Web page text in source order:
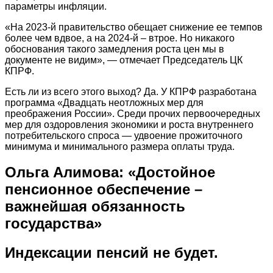
параметры инфляции.
«На 2023-й правительство обещает снижение ее темпов
более чем вдвое, а на 2024-й – втрое. Но никакого
обоснования такого замедления роста цен мы в
документе не видим», — отмечает Председатель ЦК
КПРФ.
Есть ли из всего этого выход? Да. У КПРФ разработана
программа «Двадцать неотложных мер для
преображения России». Среди прочих первоочередных
мер для оздоровления экономики и роста внутреннего
потребительского спроса — удвоение прожиточного
минимума и минимального размера оплаты труда.
Ольга Алимова: «Достойное
пенсионное обеспечение –
важнейшая обязанность
государства»
Индексации пенсий не будет.